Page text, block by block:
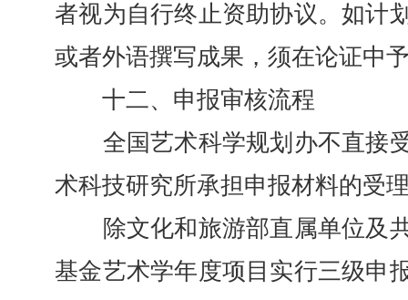
者视为自行终止资助协议。如计
或者外语撰写成果，须在论证中
十二、申报审核流程
全国艺术科学规划办不直接
术科技研究所承担申报材料的受
除文化和旅游部直属单位及
基金艺术学年度项目实行三级申